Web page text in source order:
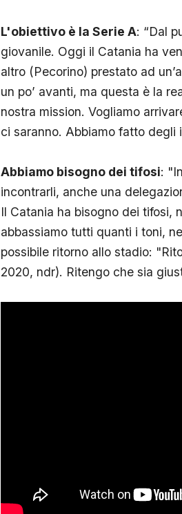
L'obiettivo è la Serie A: “Dal
giovanile. Oggi il Catania ha
altro (Pecorino) prestato ad
un po’ avanti, ma questa è la
nostra mission. Vogliamo
ci saranno. Abbiamo fatto degli
Abbiamo bisogno dei tifosi:
incontrarli, anche una
Il Catania ha bisogno dei tifosi,
abbassiamo tutti quanti i toni,
possibile ritorno allo stadio:
2020, ndr). Ritengo che sia